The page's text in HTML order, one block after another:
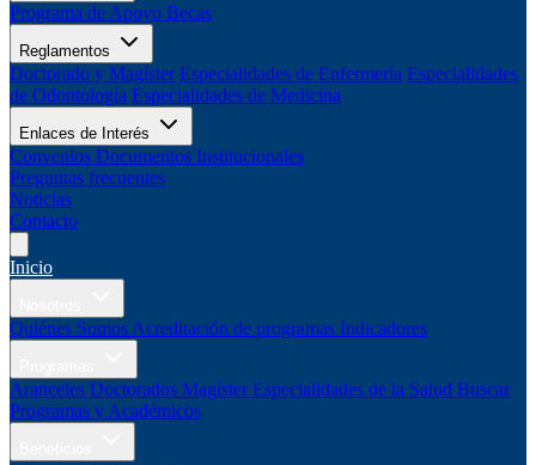
Programa de Apoyo Becas
Reglamentos
Doctorado y Magíster Especialidades de Enfermería Especialidades
de Odontología Especialidades de Medicina
Enlaces de Interés
Convenios Documentos Institucionales
Preguntas frecuentes
Noticias
Contacto
Inicio
Quiénes Somos Acreditación de programas Indicadores
Aranceles Doctorados Magíster Especialidades de la Salud Buscar
Programas y Académicos